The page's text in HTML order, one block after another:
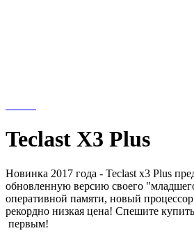
Teclast X3 Plus
Новинка 2017 года - Teclast x3 Plus
обновленную версию своего
оперативной памяти, новый
рекордно низкая цена! Спешите
первым!